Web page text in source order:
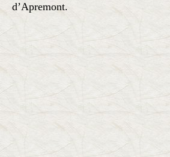
d’Apremont.